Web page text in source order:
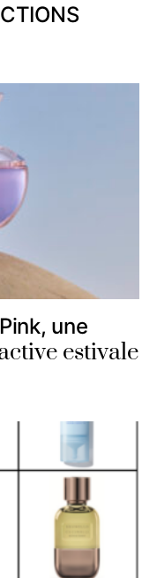
une
estivale